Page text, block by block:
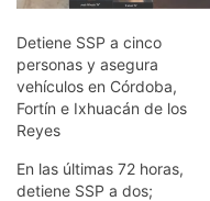
Detiene SSP a cinco
personas y asegura
vehículos en Córdoba,
Fortín e Ixhuacán de los
Reyes
En las últimas 72 horas,
detiene SSP a dos;